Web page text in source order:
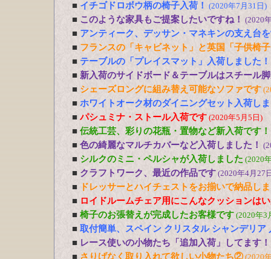
■ イチゴドロボウ柄の椅子入荷！ (2020年7月31日)
■ このような家具もご提案したいですね！ (2020
■ アンティーク、デッサン・マネキンの支え台
■ フランスの「キャビネット」と英国「子供椅
■ テーブルの「プレイスマット」入荷しました！
■ 新入荷のサイドボード＆テーブルはスチール
■ シェーズロングに組み替え可能なソファです
■ ホワイトオーク材のダイニングセット入荷し
■ パシュミナ・ストール入荷です (2020年5月5日)
■ 伝統工芸、彩りの花瓶・置物など新入荷です！
■ 色の綺麗なマルチカバーなど入荷しました！
■ シルクのミニ・ペルシャが入荷しました (2020
■ クラフトワーク、最近の作品です (2020年4月27
■
ドレッサーとハイチェストをお揃いで納品し
■ ロイドルームチェア用にこんなクッションは
■ 椅子のお張替えが完成したお客様です (2020年3
■ 取付簡単、スペイン クリスタル シャンデリア
■ レース使いの小物たち「追加入荷」してます！
■ さりげなく取り入れて欲しい小物たち② (2020